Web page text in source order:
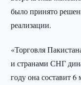
было принято
реализации.
«Торговля
и странами СНГ
году она составит